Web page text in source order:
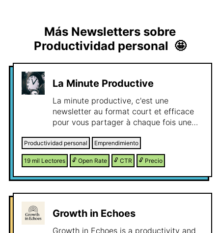
Más Newsletters sobre
Productividad personal 🤩
La Minute Productive
La minute productive, c'est une
newsletter au format court et efficace
pour vous partager à chaque fois une
votre temps. Pas de spams, pas de
longues théories. Une action concrète à
mettre en pratique à chaque fois (1 à 2
fois par semaine).
Productividad personal Emprendimiento
19 mil Lectores 🔓 Open Rate 🔓 CTR 🔓 Precio
Growth in Echoes
Growth in Echoes is a productivity and